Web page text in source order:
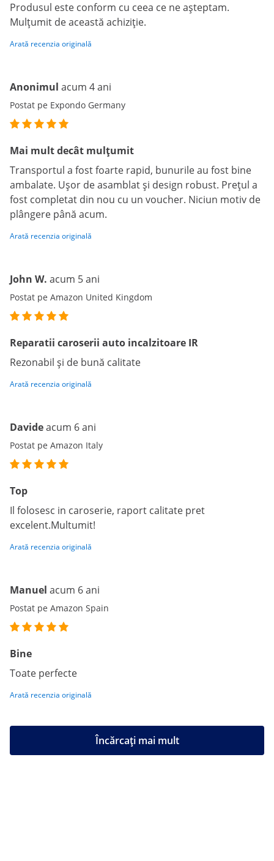
Produsul este conform cu ceea ce ne așteptam.
Mulțumit de această achiziție.
Arată recenzia originală
Anonimul acum 4 ani
Postat pe Expondo Germany
Mai mult decât mulțumit
Transportul a fost foarte rapid, bunurile au fost bine
ambalate. Ușor de asamblat și design robust. Prețul a
fost completat din nou cu un voucher. Niciun motiv de
plângere până acum.
Arată recenzia originală
John W. acum 5 ani
Postat pe Amazon United Kingdom
Reparatii caroserii auto incalzitoare IR
Rezonabil și de bună calitate
Arată recenzia originală
Davideacum 6 ani
Postat pe Amazon Italy
Top
Il folosesc in caroserie, raport calitate pret
excelent.Multumit!
Arată recenzia originală
Manuel acum 6 ani
Postat pe Amazon Spain
Bine
Toate perfecte
Arată recenzia originală
Încărcați mai mult